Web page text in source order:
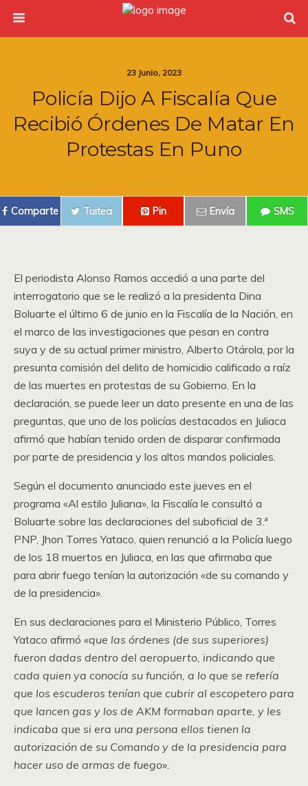
23 Junio, 2023
Policía Dijo A Fiscalía Que
Recibió Órdenes De Matar En
Protestas En Puno
Comparte Tuitea Pin Envía SMS
El periodista Alonso Ramos accedió a una parte del
interrogatorio que se le realizó a la presidenta Dina
Boluarte el último 6 de junio en la Fiscalía de la Nación, en
el marco de las investigaciones que pesan en contra
suya y de su actual primer ministro, Alberto Otárola, por la
presunta comisión del delito de homicidio calificado a raíz
de las muertes en protestas de su Gobierno. En la
declaración, se puede leer un dato presente en una de las
preguntas, que uno de los policías destacados en Juliaca
afirmó que habían tenido orden de disparar confirmada
por parte de presidencia y los altos mandos policiales.
Según el documento anunciado este jueves en el
programa «Al estilo Juliana», la Fiscalía le consultó a
Boluarte sobre las declaraciones del suboficial de 3.ª
PNP, Jhon Torres Yataco, quien renunció a la Policía luego
de los 18 muertos en Juliaca, en las que afirmaba que
para abrir fuego tenían la autorización «de su comando y
de la presidencia».
En sus declaraciones para el Ministerio Público, Torres
Yataco afirmó «que las órdenes (de sus superiores)
fueron dadas dentro del aeropuerto, indicando que
cada quien ya conocía su función, a lo que se refería
que los escuderos tenían que cubrir al escopetero para
que lancen gas y los de AKM formaban aparte, y les
indicaba que si era una persona ellos tienen la
autorización de su Comando y de la presidencia para
hacer uso de armas de fuego».